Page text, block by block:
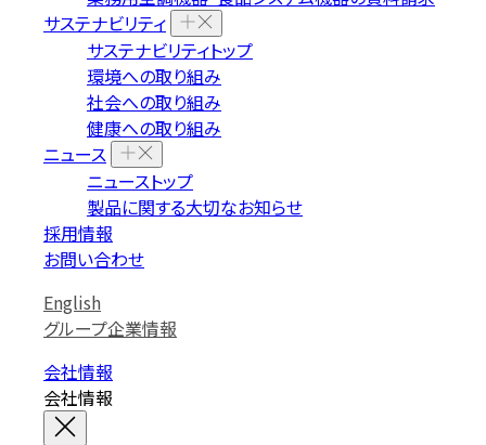
サステナビリティ
サステナビリティトップ
環境への取り組み
社会への取り組み
健康への取り組み
ニュース
ニューストップ
製品に関する大切なお知らせ
採用情報
お問い合わせ
English
グループ企業情報
会社情報
会社情報